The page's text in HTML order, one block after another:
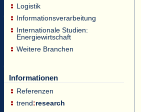
Logistik
Informationsverarbeitung
Internationale Studien:
Energiewirtschaft
Weitere Branchen
Informationen
Referenzen
trend:research